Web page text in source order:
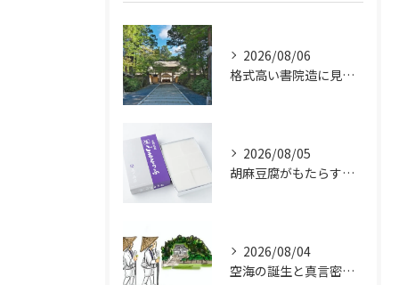
2026/08/06
格式高い書院造に見る金剛峯寺の中世から近世への変遷
2026/08/05
胡麻豆腐がもたらす美肌の秘密：ビタミンEと抗酸化成分の力
2026/08/04
空海の誕生と真言密教の始まり：お遍路伝説の起点